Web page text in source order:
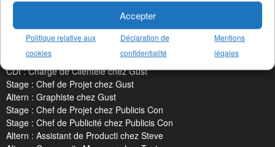
Accepter
Politique relative aux
cookies
Déclaration de
confidentialité
Mentions
légales
Stage : Chef de Projet Commun chez Machefert Gr
Altern : Chargé de Communicat chez La Maison No
Stage : Chargé de Communicat chez La Maison No
Stage : Chef de Projet 360 chez Tactile
CDI : Content Creator chez Gust
CDI : Chargé de Clientèle chez Gust
Stage : Chef de Projet chez Gust
Altern : Graphiste chez Gust
Stage : Chef de Projet chez Publicis Con
Stage : Chef de Publicité chez Publicis Con
Altern : Assistant de Producti chez Steve